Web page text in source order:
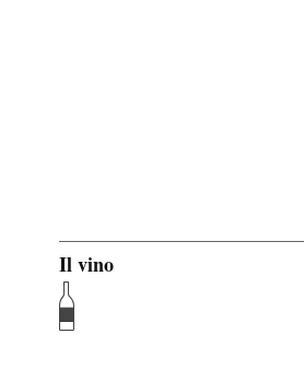
Il vino